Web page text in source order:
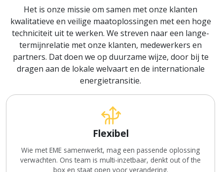
Het is onze missie om samen met onze klanten
kwalitatieve en veilige maatoplossingen met een hoge
techniciteit uit te werken. We streven naar een lange-
termijnrelatie met onze klanten, medewerkers en
partners. Dat doen we op duurzame wijze, door bij te
dragen aan de lokale welvaart en de internationale
energietransitie.
Flexibel
Wie met EME samenwerkt, mag een passende oplossing
verwachten. Ons team is multi-inzetbaar, denkt out of the
box en staat open voor verandering.